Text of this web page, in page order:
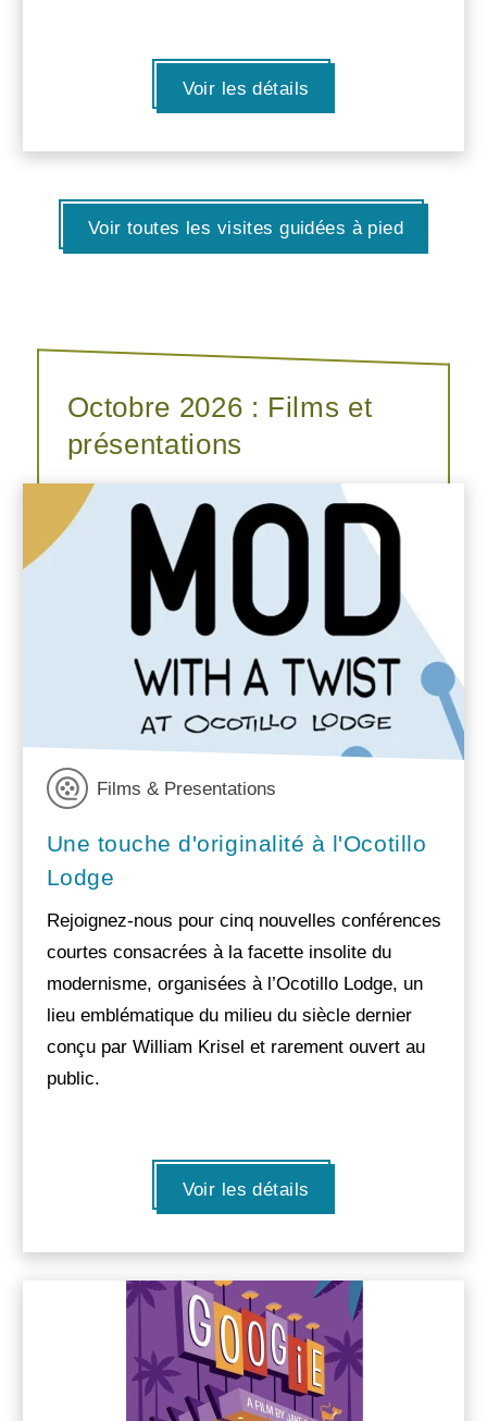
Voir les détails
Voir toutes les visites guidées à pied
Octobre 2026 : Films et
présentations
Films & Presentations
Une touche d'originalité à l'Ocotillo
Lodge
Rejoignez-nous pour cinq nouvelles conférences
courtes consacrées à la facette insolite du
modernisme, organisées à l’Ocotillo Lodge, un
lieu emblématique du milieu du siècle dernier
conçu par William Krisel et rarement ouvert au
public.
Voir les détails